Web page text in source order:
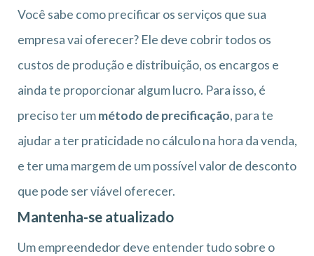
Você sabe como precificar os serviços que sua
empresa vai oferecer? Ele deve cobrir todos os
custos de produção e distribuição, os encargos e
ainda te proporcionar algum lucro. Para isso, é
preciso ter ummétodo de precificação, para te
ajudar a ter praticidade no cálculo na hora da venda,
e ter uma margem de um possível valor de desconto
que pode ser viável oferecer.
Mantenha-se atualizado
Um empreendedor deve entender tudo sobre o